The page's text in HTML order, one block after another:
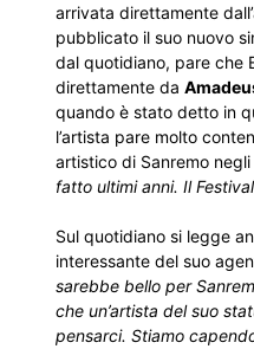
arrivata direttamente
pubblicato il suo nuovo
dal quotidiano, pare che
direttamente da
quando è stato detto in
l’artista pare molto
artistico di Sanremo
fatto ultimi anni. Il
Sul quotidiano si legge
interessante del suo
sarebbe bello per
che un’artista del suo
pensarci. Stiamo